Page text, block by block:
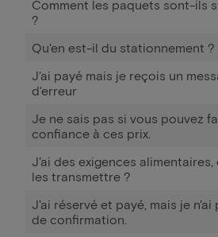
Comment les paquets sont-ils
?
Qu'en est-il du stationnement ?
J'ai payé mais je reçois un
d'erreur
Je ne sais pas si vous pouvez
confiance à ces prix.
J'ai des exigences alimentaires,
les transmettre ?
J'ai réservé et payé, mais je n'ai
de confirmation.